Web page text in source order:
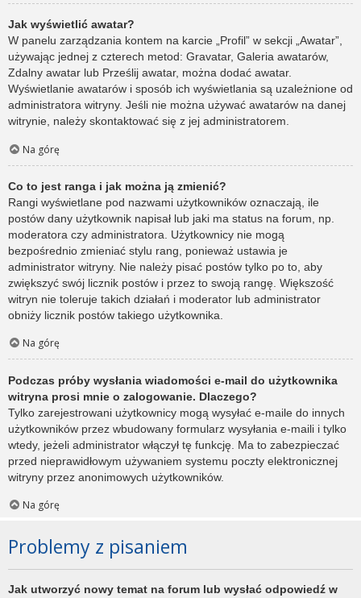
Jak wyświetlić awatar?
W panelu zarządzania kontem na karcie „Profil” w sekcji „Awatar”,
używając jednej z czterech metod: Gravatar, Galeria awatarów,
Zdalny awatar lub Prześlij awatar, można dodać awatar.
Wyświetlanie awatarów i sposób ich wyświetlania są uzależnione od
administratora witryny. Jeśli nie można używać awatarów na danej
witrynie, należy skontaktować się z jej administratorem.
Na górę
Co to jest ranga i jak można ją zmienić?
Rangi wyświetlane pod nazwami użytkowników oznaczają, ile
postów dany użytkownik napisał lub jaki ma status na forum, np.
moderatora czy administratora. Użytkownicy nie mogą
bezpośrednio zmieniać stylu rang, ponieważ ustawia je
administrator witryny. Nie należy pisać postów tylko po to, aby
zwiększyć swój licznik postów i przez to swoją rangę. Większość
witryn nie toleruje takich działań i moderator lub administrator
obniży licznik postów takiego użytkownika.
Na górę
Podczas próby wysłania wiadomości e-mail do użytkownika
witryna prosi mnie o zalogowanie. Dlaczego?
Tylko zarejestrowani użytkownicy mogą wysyłać e-maile do innych
użytkowników przez wbudowany formularz wysyłania e-maili i tylko
wtedy, jeżeli administrator włączył tę funkcję. Ma to zabezpieczać
przed nieprawidłowym używaniem systemu poczty elektronicznej
witryny przez anonimowych użytkowników.
Na górę
Problemy z pisaniem
Jak utworzyć nowy temat na forum lub wysłać odpowiedź w